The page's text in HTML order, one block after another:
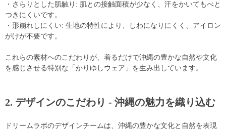
・さらりとした肌触り: 肌との接触面積が少なく、汗をかいてもべと
つきにくいです。
・形崩れしにくい: 生地の特性により、しわになりにくく、アイロン
がけが不要です。
これらの素材へのこだわりが、着るだけで沖縄の豊かな自然や文化
を感じさせる特別な「かりゆしウェア」を生み出しています。
2. デザインのこだわり - 沖縄の魅力を織り込む
ドリームラボのデザインチームは、沖縄の豊かな文化と自然を表現